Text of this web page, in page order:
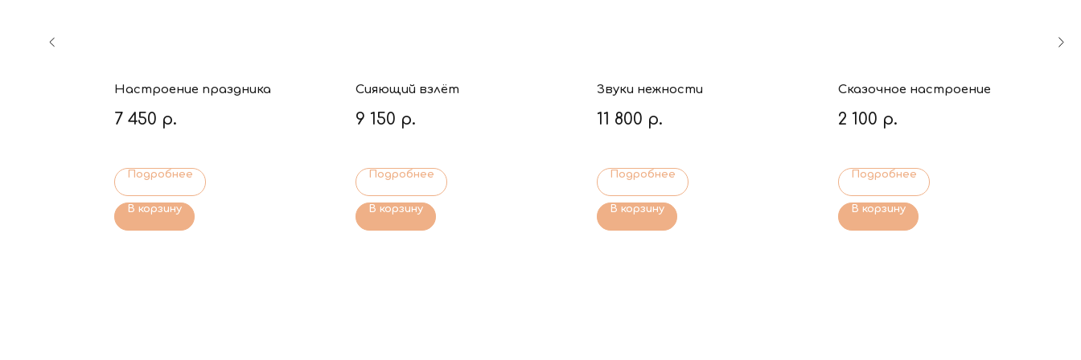
Настроение праздника
7 450 р.
Подробнее
В корзину
Сияющий взлёт
9 150 р.
Подробнее
В корзину
Звуки нежности
11 800 р.
Подробнее
В корзину
Сказочное настроение
2 100 р.
Подробнее
В корзину